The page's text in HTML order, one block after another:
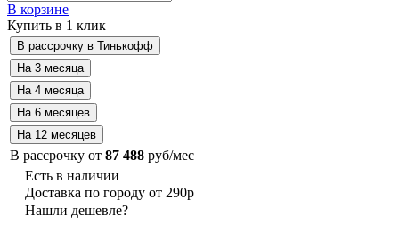
В корзине
Купить в 1 клик
В рассрочку от 87 488 руб/мес
Есть в наличии
Доставка по городу от 290р
Нашли дешевле?